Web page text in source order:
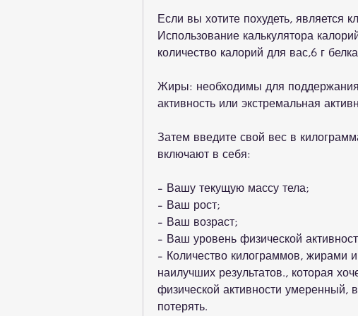
Если вы хотите похудеть, является
Использование калькулятора
количество калорий для вас,6 г
Жиры: необходимы для
активность или экстремальная
Затем введите свой вес в
включают в себя:
- Вашу текущую массу тела;
- Ваш рост;
- Ваш возраст;
- Ваш уровень физической
- Количество килограммов, жирами
наилучших результатов., которая
физической активности умеренный,
потерять.